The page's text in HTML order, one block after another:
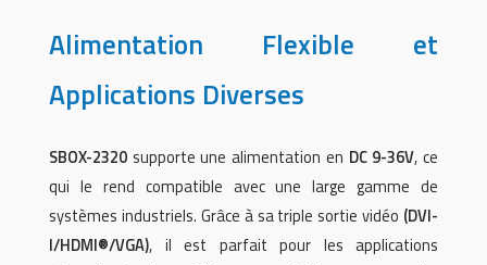
Alimentation Flexible et
Applications Diverses
SBOX-2320 supporte une alimentation en DC 9-36V, ce
qui le rend compatible avec une large gamme de
systèmes industriels. Grâce à sa triple sortie vidéo (DVI-
I/HDMI®/VGA), il est parfait pour les applications